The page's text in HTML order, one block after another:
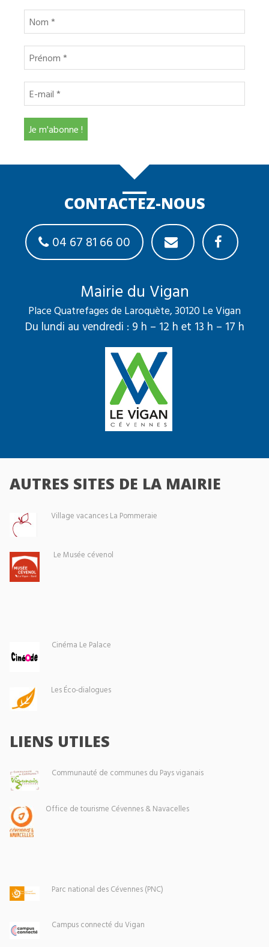
CONTACTEZ-NOUS
04 67 81 66 00
Mairie du Vigan
Place Quatrefages de Laroquète, 30120 Le Vigan
Du lundi au vendredi : 9 h – 12 h et 13 h – 17 h
AUTRES SITES DE LA MAIRIE
Village vacances La Pommeraie
Le Musée cévenol
Cinéma Le Palace
Les Éco-dialogues
LIENS UTILES
Communauté de communes du Pays viganais
Office de tourisme Cévennes & Navacelles
Parc national des Cévennes (PNC)
Campus connecté du Vigan